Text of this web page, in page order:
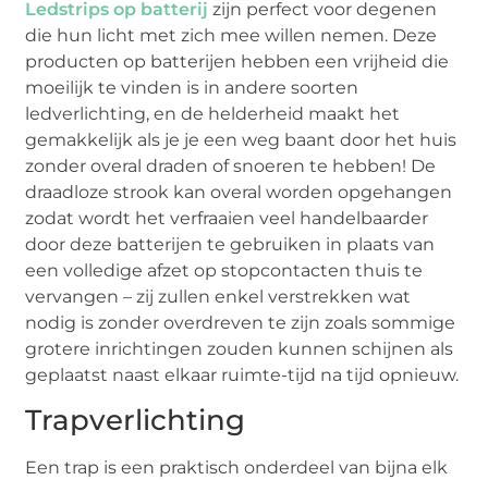
Ledstrips op batterij zijn perfect voor degenen
die hun licht met zich mee willen nemen. Deze
producten op batterijen hebben een vrijheid die
moeilijk te vinden is in andere soorten
ledverlichting, en de helderheid maakt het
gemakkelijk als je je een weg baant door het huis
zonder overal draden of snoeren te hebben! De
draadloze strook kan overal worden opgehangen
zodat wordt het verfraaien veel handelbaarder
door deze batterijen te gebruiken in plaats van
een volledige afzet op stopcontacten thuis te
vervangen – zij zullen enkel verstrekken wat
nodig is zonder overdreven te zijn zoals sommige
grotere inrichtingen zouden kunnen schijnen als
geplaatst naast elkaar ruimte-tijd na tijd opnieuw.
Trapverlichting
Een trap is een praktisch onderdeel van bijna elk